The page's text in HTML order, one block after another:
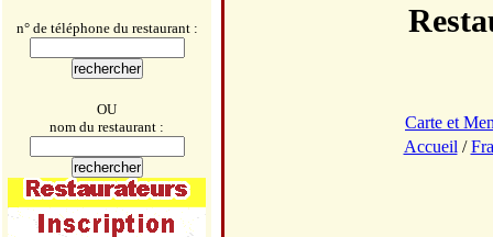
n° de téléphone du restaurant :
OU
nom du restaurant :
Carte et
Accueil /